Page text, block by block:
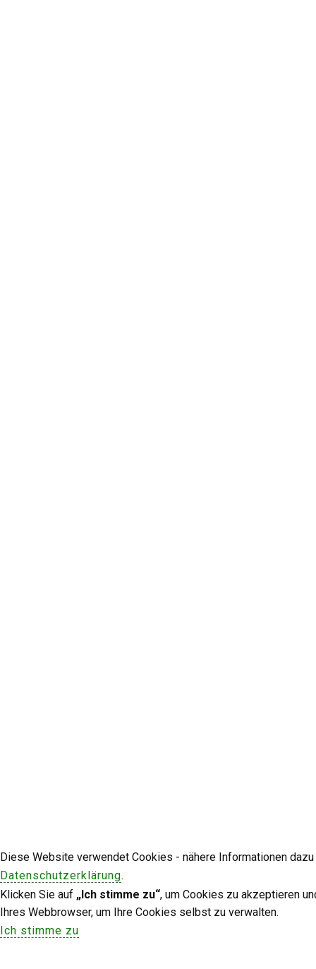
Diese Website verwendet Cookies - nähere Informationen
Datenschutzerklärung.
Klicken Sie auf „Ich stimme zu“, um Cookies zu akzeptieren
Ihres Webbrowser, um Ihre Cookies selbst zu verwalten.
Ich stimme zu